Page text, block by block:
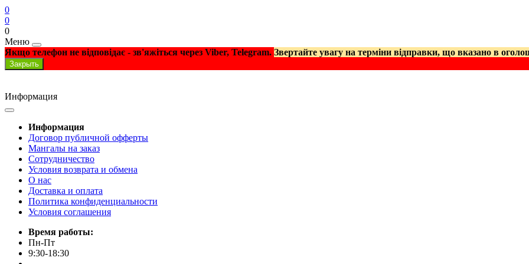
0
0
0
Меню
Якщо телефон не відповідає - зв'яжіться через Viber, Telegram. Звертайте увагу на терміни відправки, що вказано в
Закрыть
Информация
Информация
Договор публичной офферты
Мангалы на заказ
Сотрудничество
Условия возврата и обмена
О нас
Доставка и оплата
Политика конфиденциальности
Условия соглашения
Время работы:
Пн-Пт
9:30-18:30